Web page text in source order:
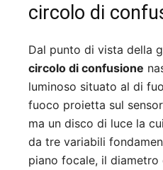
circolo di
Dal punto di vista della
circolo di confusione
luminoso situato al di
fuoco proietta sul
ma un disco di luce la
da tre variabili
piano focale, il diametro